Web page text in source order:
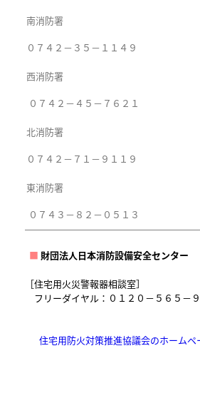
南消防署
０７４２－３５－１１４９
西消防署
０７４２－４５－７６２１
北消防署
０７４２－７１－９１１９
東消防署
０７４３－８２－０５１３
■ 財団法人日本消防設備安全センター
［住宅用火災警報器相談室］
フリーダイヤル：０１２０－５６５－
住宅用防火対策推進協議会のホームペ